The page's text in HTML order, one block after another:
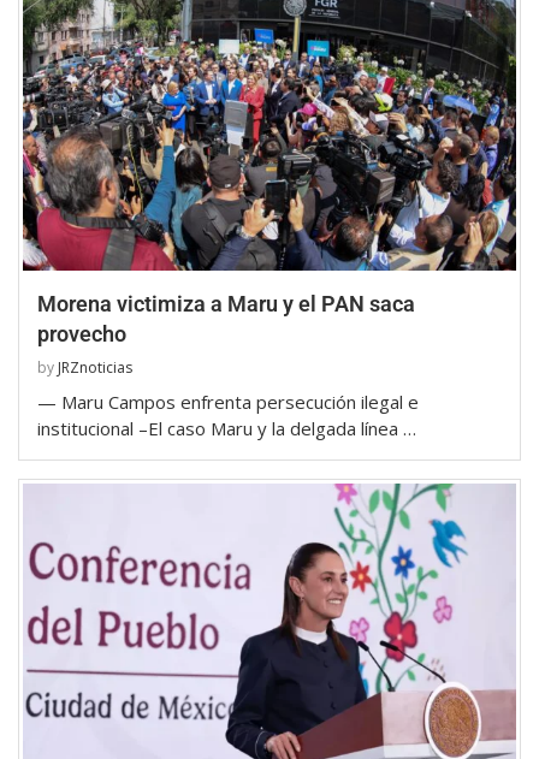
Morena victimiza a Maru y el PAN saca
provecho
by JRZnoticias
— Maru Campos enfrenta persecución ilegal e
institucional –El caso Maru y la delgada línea …